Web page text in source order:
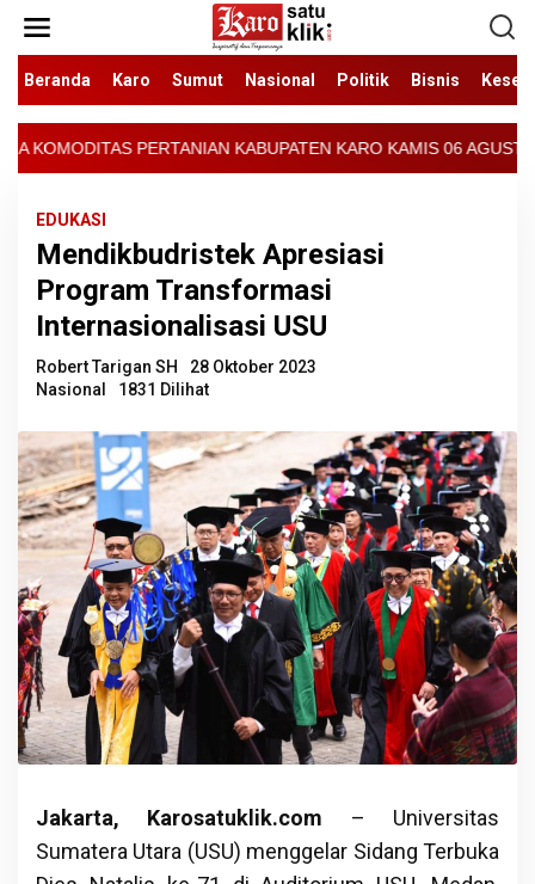
konten
Beranda
Karo Sumut Nasional Politik Bisnis
PERTANIAN KABUPATEN KARO KAMIS 06 AGUSTUS 2026 -
EDUKASI
Mendikbudristek Apresiasi
Program Transformasi
Internasionalisasi USU
Robert Tarigan SH
28 Oktober 2023
Nasional
1831 Dilihat
Jakarta, Karosatuklik.com – Universitas
Sumatera Utara (USU) menggelar Sidang Terbuka